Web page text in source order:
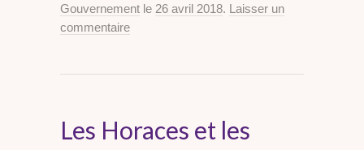
Gouvernement le 26 avril 2018. Laisser un
commentaire
Les Horaces et les